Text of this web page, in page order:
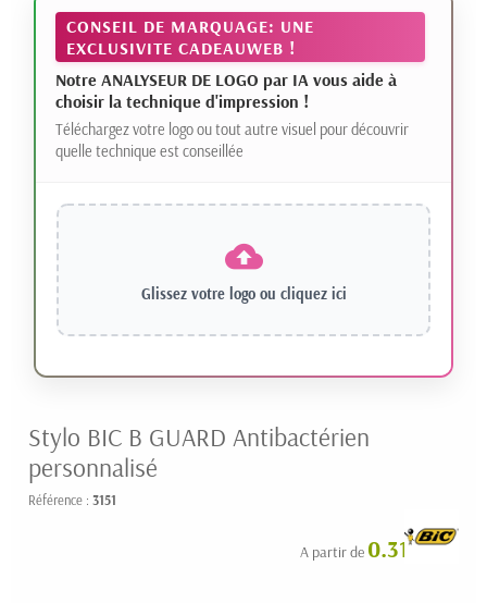
CONSEIL DE MARQUAGE: UNE
EXCLUSIVITE CADEAUWEB !
Notre ANALYSEUR DE LOGO par IA vous aide à
choisir la technique d'impression !
Téléchargez votre logo ou tout autre visuel pour découvrir
quelle technique est conseillée
Glissez votre logo ou cliquez ici
Stylo BIC B GUARD Antibactérien
personnalisé
Référence : 3151
A partir de 0.31 € HT